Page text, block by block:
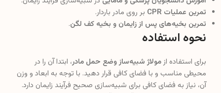
تمرین عملیات CPR
بر روی مادر باردار.
تمرین بخیه‌های پس از زایمان و بخیه کف لگن.
نحوه استفاده
برای استفاده ازمولاژ شبیه‌ساز وضع حمل مادر، ابتدا آن را در
محیطی مناسب و با فضای کافی قرار دهید. با توجه به ابعاد و وزن
آن، نیاز به فضای کافی برای شبیه‌سازی صحیح فرآیند زایمان دارد.